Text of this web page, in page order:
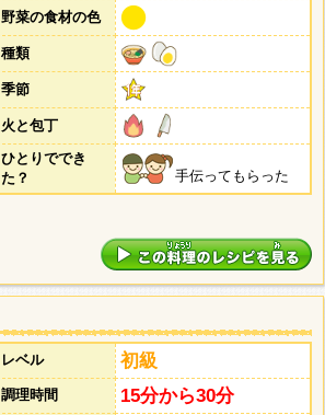
野菜の食材の色
種類
季節
火と包丁
ひとりででき
た？
手伝ってもらった
レベル 初級
調理時間 15分から30分